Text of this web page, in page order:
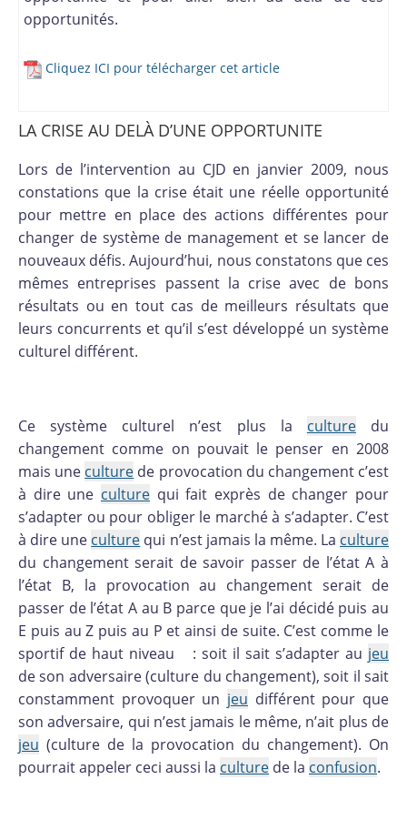
opportunités.
Cliquez ICI pour télécharger cet article
LA CRISE AU DELÀ D’UNE OPPORTUNITE
Lors de l’intervention au CJD en janvier 2009, nous
constations que la crise était une réelle opportunité
pour mettre en place des actions différentes pour
changer de système de management et se lancer de
nouveaux défis. Aujourd’hui, nous constatons que ces
mêmes entreprises passent la crise avec de bons
résultats ou en tout cas de meilleurs résultats que
leurs concurrents et qu’il s’est développé un système
culturel différent.
Ce système culturel n’est plus la culturedu
changement comme on pouvait le penser en 2008
mais une culture de provocation du changement c’est
à dire une culture qui fait exprès de changer pour
s’adapter ou pour obliger le marché à s’adapter. C’est
à dire une culture qui n’est jamais la même. La culture
du changement serait de savoir passer de l’état A à
l’état B, la provocation au changement serait de
passer de l’état A au B parce que je l’ai décidé puis au
E puis au Z puis au P et ainsi de suite. C’est comme le
sportif de haut niveau : soit il sait s’adapter au jeu
de son adversaire (culture du changement), soit il sait
constamment provoquer un jeu différent pour que
son adversaire, qui n’est jamais le même, n’ait plus de
jeu (culture de la provocation du changement). On
pourrait appeler ceci aussi la culture de la confusion.